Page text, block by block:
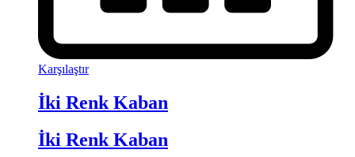
Karşılaştır
İki Renk Kaban
İki Renk Kaban